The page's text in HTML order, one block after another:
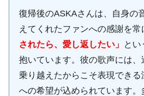
復帰後のASKAさんは、自身の
えてくれたファンへの感謝を常
されたら、愛し返したい」
とい
抱いています。彼の歌声には、
乗り越えたからこそ表現できる
への希望が込められています。